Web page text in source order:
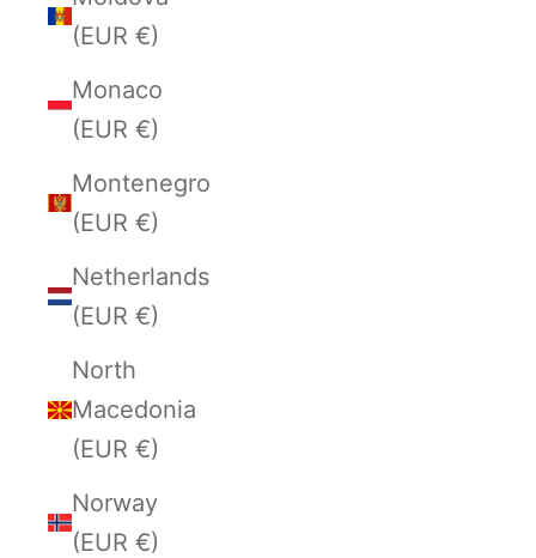
(EUR €)
Monaco
(EUR €)
Montenegro
(EUR €)
Netherlands
(EUR €)
North
Macedonia
(EUR €)
Norway
(EUR €)